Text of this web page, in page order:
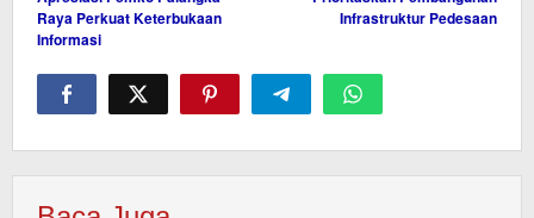
Raya Perkuat Keterbukaan
Informasi
Infrastruktur Pedesaan